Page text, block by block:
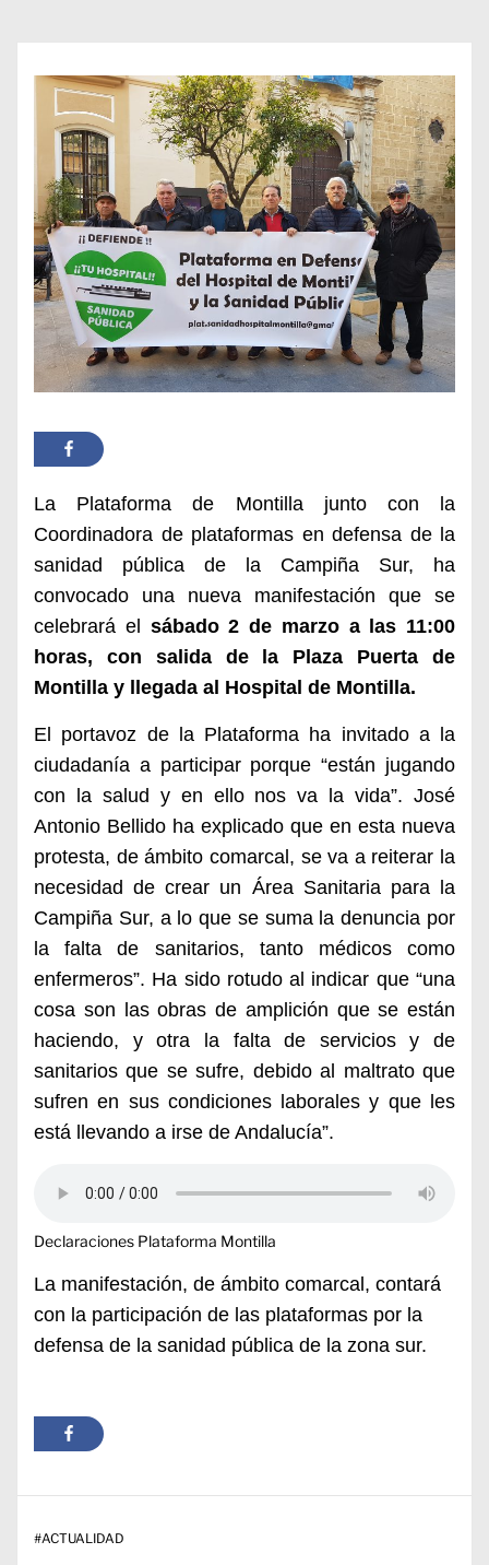
La Plataforma de Montilla junto con la
Coordinadora de plataformas en defensa de la
sanidad pública de la Campiña Sur, ha
convocado una nueva manifestación que se
celebrará el sábado 2 de marzo a las 11:00
horas, con salida de la Plaza Puerta de
Montilla y llegada al Hospital de Montilla.
El portavoz de la Plataforma ha invitado a la
ciudadanía a participar porque “están jugando
con la salud y en ello nos va la vida”. José
Antonio Bellido ha explicado que en esta nueva
protesta, de ámbito comarcal, se va a reiterar la
necesidad de crear un Área Sanitaria para la
Campiña Sur, a lo que se suma la denuncia por
la falta de sanitarios, tanto médicos como
enfermeros”. Ha sido rotudo al indicar que “una
cosa son las obras de amplición que se están
haciendo, y otra la falta de servicios y de
sanitarios que se sufre, debido al maltrato que
sufren en sus condiciones laborales y que les
está llevando a irse de Andalucía”.
Declaraciones Plataforma Montilla
La manifestación, de ámbito comarcal, contará
con la participación de las plataformas por la
defensa de la sanidad pública de la zona sur.
#ACTUALIDAD